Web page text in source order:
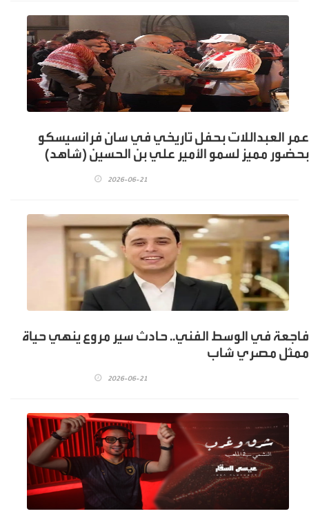
عمر العبداللات بحفل تاريخي في سان فرانسيسكو
بحضور مميز لسمو الأمير علي بن الحسين (شاهد)
2026-06-21
فاجعة في الوسط الفني.. حادث سير مروع ينهي حياة
ممثل مصري شاب
2026-06-21